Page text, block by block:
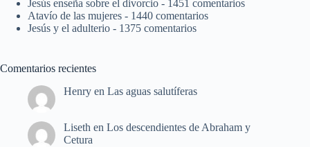
Jesús enseña sobre el divorcio - 1451 comentarios
Atavío de las mujeres - 1440 comentarios
Jesús y el adulterio - 1375 comentarios
Comentarios recientes
Henry en Las aguas salutíferas
Liseth en Los descendientes de Abraham y
Cetura